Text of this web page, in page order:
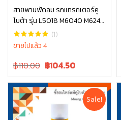
สายพานพัดลม รถแทรกเตอร์คู
โบต้า รุ่น L5018 M6040 M6240
TC803-97010
(1)
ขายไปแล้ว 4
Original
was:
฿110.00.
฿110.00 Current
is:
฿110.00.
฿104.50
หยิบใส่ตะกร้า
Sale!